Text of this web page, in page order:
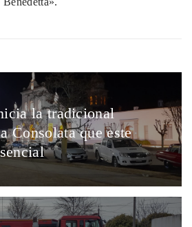
la tradicional
Consolata que este